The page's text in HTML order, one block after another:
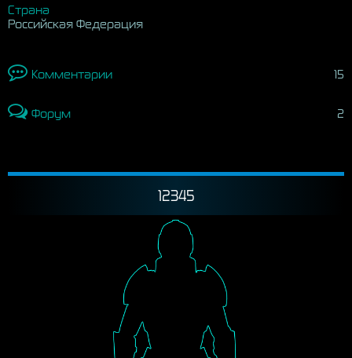
Страна
Российская Федерация
Комментарии 15
Форум 2
12345